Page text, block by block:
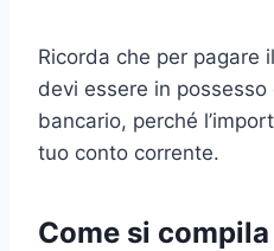
Ricorda che per pagare
devi essere in
bancario, perché
tuo conto corrente.
Come si